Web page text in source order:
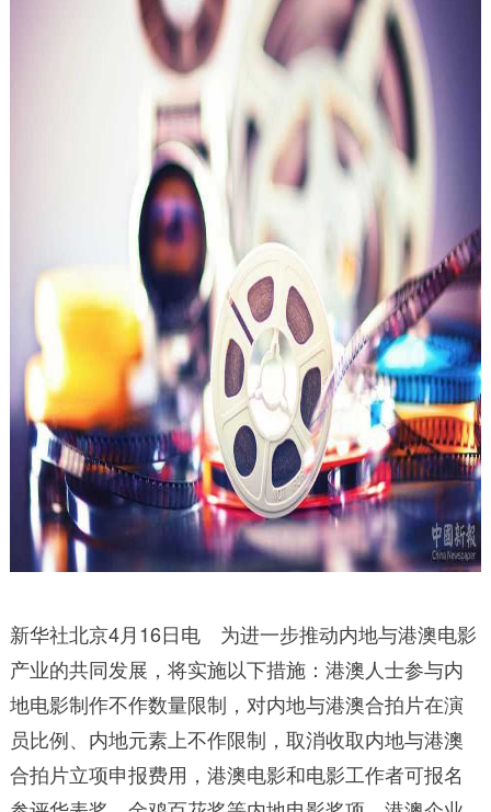
新华社北京4月16日电 为进一步推动内地与港澳电影
产业的共同发展，将实施以下措施：港澳人士参与内
地电影制作不作数量限制，对内地与港澳合拍片在演
员比例、内地元素上不作限制，取消收取内地与港澳
合拍片立项申报费用，港澳电影和电影工作者可报名